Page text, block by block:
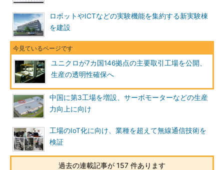
ロボットやICTなどの実験機能を集約する新実験棟
を建設
ユニクロが7カ国146拠点の主要取引工場を公開、
生産の透明性確保へ
中国に第3工場を増設、サーボモーターなどの生産
力向上に向け
工場のIoT化に向け、業種を超えて無線通信技術を
検証
過去の連載記事が 157 件あります